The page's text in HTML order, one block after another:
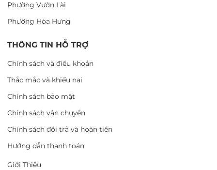
Phường Vườn Lài
Phường Hòa Hưng
THÔNG TIN HỖ TRỢ
Chính sách và điều khoản
Thắc mắc và khiếu nại
Chính sách bảo mật
Chính sách vận chuyển
Chính sách đổi trả và hoàn tiền
Hướng dẫn thanh toán
Giới Thiệu